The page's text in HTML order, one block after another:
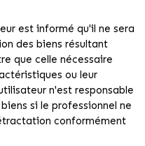
est informé qu'il ne sera
des biens résultant
que celle nécessaire
ou leur
n'est responsable
si le professionnel ne
conformément